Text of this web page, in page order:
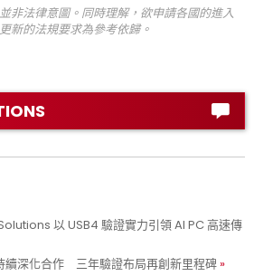
非法律意圖。同時理解，欲申請各國的進入
新的法規要求為參考依歸。
以 USB4 驗證實力引領 AI PC 高速傳
續深化合作 三年驗證布局再創新里程碑